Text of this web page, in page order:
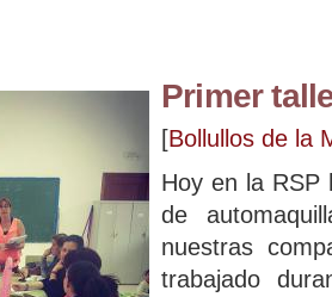
Primer
[Bollullos de la
Hoy en la RSP
de
nuestras
trabajado